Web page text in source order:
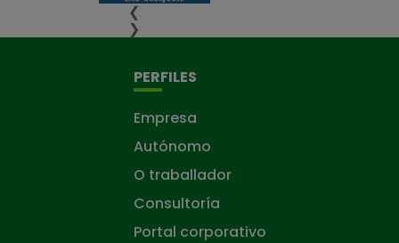
❮
❯
PERFILES
Empresa
Autónomo
O traballador
Consultoría
Portal corporativo